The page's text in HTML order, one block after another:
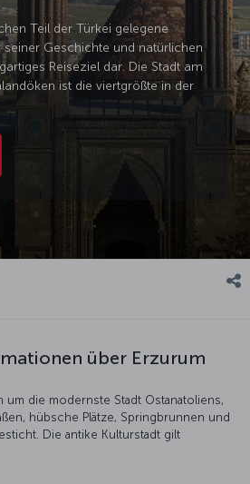
Teil der Türkei gelegene
seiner Geschichte und natürlichen
Reiseziel dar. Die Stadt am
ist die viertgrößte in der
über Erzurum
um die modernste Stadt Ostanatoliens,
hübsche Plätze, Springbrunnen und
Die antike Kulturstadt gilt